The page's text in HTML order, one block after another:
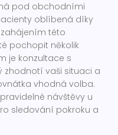
pod obchodními
oblíbená díky
zahájením této
pochopit několik
je konzultace s
zhodnotí vaši situaci a
vhodná volba.
návštěvy u
sledování pokroku a